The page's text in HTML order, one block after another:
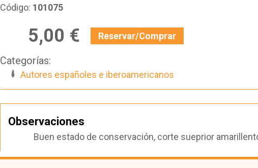
Código: 101075
5,00 € Reservar/Comprar
Categorías:
Autores españoles e iberoamericanos
Observaciones
Buen estado de conservación, corte sueprior